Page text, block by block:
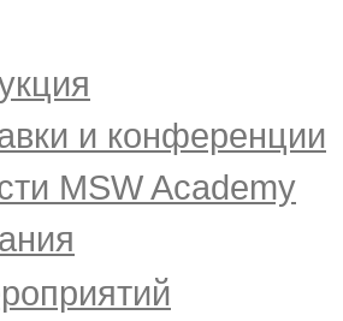
и конференции
MSW Academy